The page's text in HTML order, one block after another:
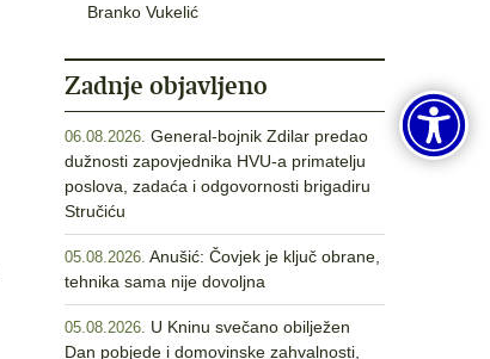
Branko Vukelić
Zadnje objavljeno
06.08.2026. General-bojnik Zdilar predao
dužnosti zapovjednika HVU-a primatelju
poslova, zadaća i odgovornosti brigadiru
Stručiću
05.08.2026. Anušić: Čovjek je ključ obrane,
tehnika sama nije dovoljna
05.08.2026. U Kninu svečano obilježen
Dan pobjede i domovinske zahvalnosti,